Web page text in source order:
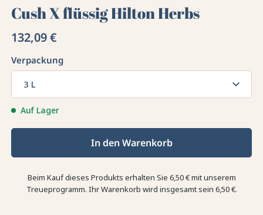
Cush X flüssig Hilton Herbs
132,09 €
Verpackung
3 L
Auf Lager
In den Warenkorb
Beim Kauf dieses Produkts erhalten Sie 6,50 €mit unserem
Treueprogramm. Ihr Warenkorb wird insgesamt sein 6,50 €.